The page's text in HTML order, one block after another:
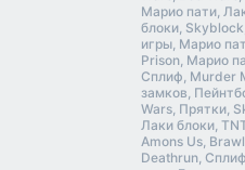
Марио пати,
блоки,
игры, Марио
Prison, Марио
Сплиф, Murder
замков,
Wars, Прятки,
Лаки блоки,
Amons Us,
Deathrun,